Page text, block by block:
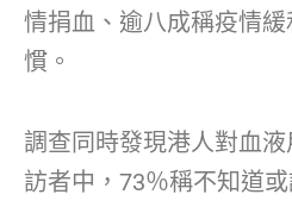
情捐血、逾八成稱疫情
慣。
調查同時發現港人對血
訪者中，73％稱不知道